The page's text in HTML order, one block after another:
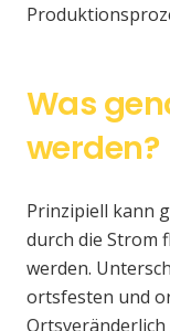
Was
werden?
Prinzipiell kann
durch die Strom
werden.
ortsfesten und